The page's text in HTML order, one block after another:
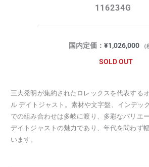
116234G
国内定価： ¥1,026,000
SOLD OUT
三大発明が集約されたロレックスを代表する
ル デイトジャスト。素材や文字盤、インデッ
での組み合わせは多岐に渡り、多彩なバリエ
デイトジャストの魅力であり、年代を問わず
います。